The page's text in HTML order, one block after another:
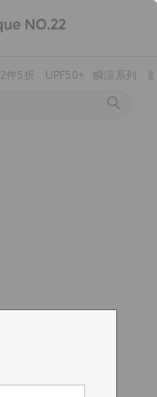
2件5折 UPF50+ 瞬涼系列